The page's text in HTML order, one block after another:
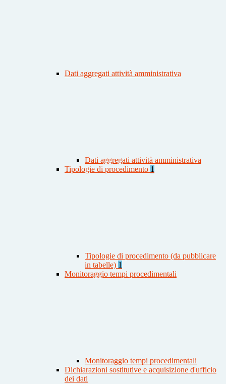
Dati aggregati attività amministrativa
Dati aggregati attività amministrativa
Tipologie di procedimento 1
Tipologie di procedimento (da pubblicare
in tabelle) 1
Monitoraggio tempi procedimentali
Monitoraggio tempi procedimentali
Dichiarazioni sostitutive e acquisizione d'ufficio
dei dati